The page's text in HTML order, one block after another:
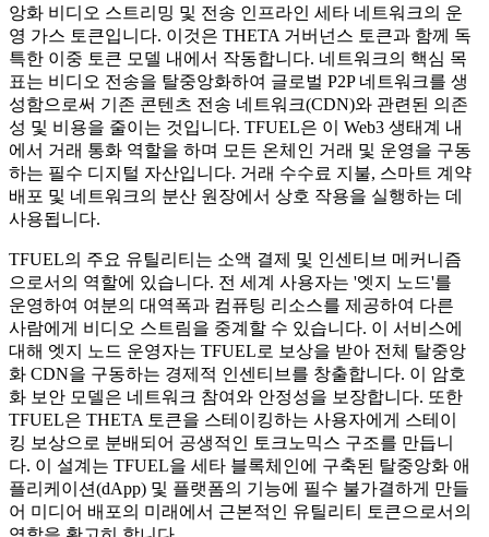
앙화 비디오 스트리밍 및 전송 인프라인 세타 네트워크의 운
영 가스 토큰입니다. 이것은 THETA 거버넌스 토큰과 함께 독
특한 이중 토큰 모델 내에서 작동합니다. 네트워크의 핵심 목
표는 비디오 전송을 탈중앙화하여 글로벌 P2P 네트워크를 생
성함으로써 기존 콘텐츠 전송 네트워크(CDN)와 관련된 의존
성 및 비용을 줄이는 것입니다. TFUEL은 이 Web3 생태계 내
에서 거래 통화 역할을 하며 모든 온체인 거래 및 운영을 구동
하는 필수 디지털 자산입니다. 거래 수수료 지불, 스마트 계약
배포 및 네트워크의 분산 원장에서 상호 작용을 실행하는 데
사용됩니다.
TFUEL의 주요 유틸리티는 소액 결제 및 인센티브 메커니즘
으로서의 역할에 있습니다. 전 세계 사용자는 '엣지 노드'를
운영하여 여분의 대역폭과 컴퓨팅 리소스를 제공하여 다른
사람에게 비디오 스트림을 중계할 수 있습니다. 이 서비스에
대해 엣지 노드 운영자는 TFUEL로 보상을 받아 전체 탈중앙
화 CDN을 구동하는 경제적 인센티브를 창출합니다. 이 암호
화 보안 모델은 네트워크 참여와 안정성을 보장합니다. 또한
TFUEL은 THETA 토큰을 스테이킹하는 사용자에게 스테이
킹 보상으로 분배되어 공생적인 토크노믹스 구조를 만듭니
다. 이 설계는 TFUEL을 세타 블록체인에 구축된 탈중앙화 애
플리케이션(dApp) 및 플랫폼의 기능에 필수 불가결하게 만들
어 미디어 배포의 미래에서 근본적인 유틸리티 토큰으로서의